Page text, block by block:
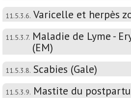
11.5.3.6. Varicelle et herpès
11.5.3.7. Maladie de Lyme -
(EM)
11.5.3.8. Scabies (Gale)
11.5.3.9. Mastite du